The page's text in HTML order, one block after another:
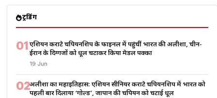
ट्रेंडिंग
01एशियन कराटे चैंपियनशिप के फाइनल में पहुंचीं भारत की अलीशा, चीन-
ईरान के दिग्गजों को धूल चटाकर किया मेडल पक्का
19 Jun
02अलीशा का महाइतिहास: एशियन सीनियर कराटे चैंपियनशिप में भारत को
पहली बार दिलाया ‘गोल्ड’, जापान की चैंपियन को चटाई धूल